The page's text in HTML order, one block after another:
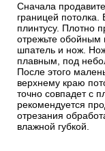
Сначала
границей
плинтусу. Плотно
отрежьте обойным
шпатель и нож.
плавным, под
После этого
верхнему краю
точно совпадет с
рекомендуется
отрезания
влажной губкой.